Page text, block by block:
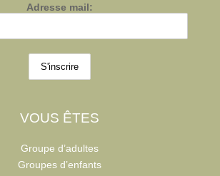
Adresse mail:
VOUS ÊTES
Groupe d’adultes
Groupes d’enfants